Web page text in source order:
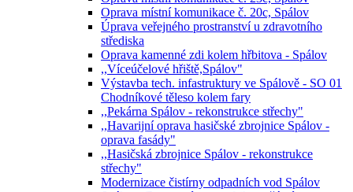
Oprava místní komunikace č. 20c, Spálov
Úprava veřejného prostranství u zdravotního
střediska
Oprava kamenné zdi kolem hřbitova - Spálov
,,Víceúčelové hřiště,Spálov"
Výstavba tech. infastruktury ve Spálově - SO 01
Chodníkové těleso kolem fary
,,Pekárna Spálov - rekonstrukce střechy"
,,Havarijní oprava hasičské zbrojnice Spálov -
oprava fasády"
,,Hasičská zbrojnice Spálov - rekonstrukce
střechy"
Modernizace čistírny odpadních vod Spálov